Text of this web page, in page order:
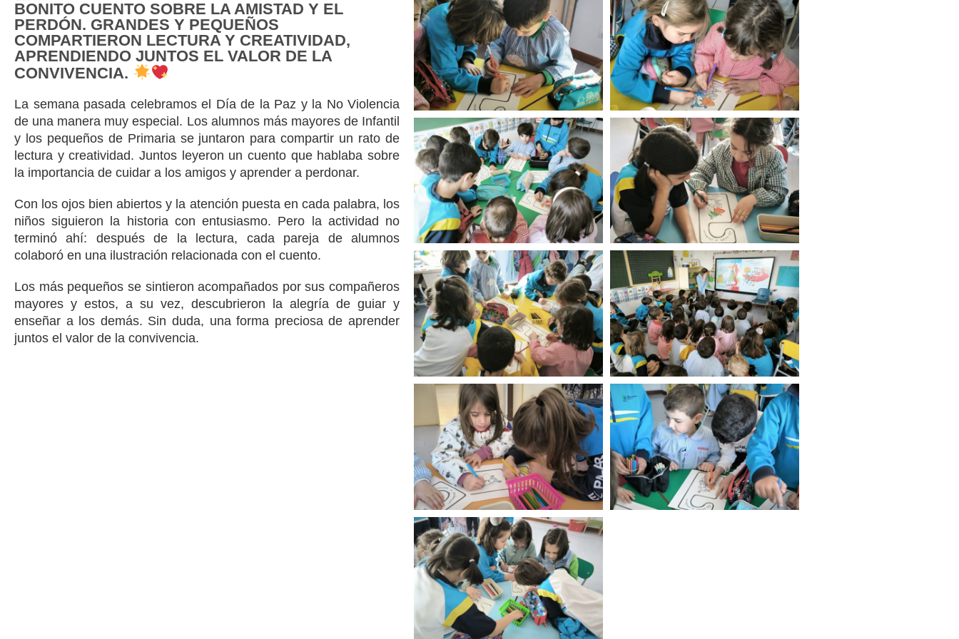
BONITO CUENTO SOBRE LA AMISTAD Y EL
PERDÓN. GRANDES Y PEQUEÑOS
COMPARTIERON LECTURA Y CREATIVIDAD,
APRENDIENDO JUNTOS EL VALOR DE LA
CONVIVENCIA.
La semana pasada celebramos el Día de la Paz y la No Violencia
de una manera muy especial. Los alumnos más mayores de Infantil
y los pequeños de Primaria se juntaron para compartir un rato de
lectura y creatividad. Juntos leyeron un cuento que hablaba sobre
la importancia de cuidar a los amigos y aprender a perdonar.
Con los ojos bien abiertos y la atención puesta en cada palabra, los
niños siguieron la historia con entusiasmo. Pero la actividad no
terminó ahí: después de la lectura, cada pareja de alumnos
colaboró en una ilustración relacionada con el cuento.
Los más pequeños se sintieron acompañados por sus compañeros
mayores y estos, a su vez, descubrieron la alegría de guiar y
enseñar a los demás. Sin duda, una forma preciosa de aprender
juntos el valor de la convivencia.